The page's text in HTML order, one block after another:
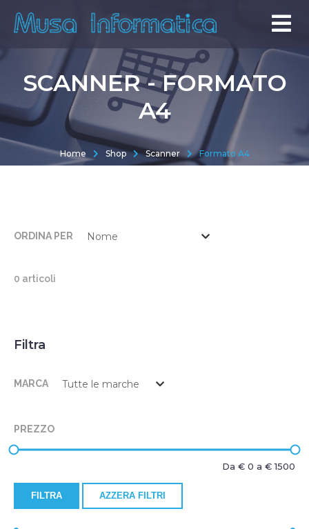
SCANNER - FORMATO
A4
Home Shop Scanner Formato A4
ORDINA PER
0 articoli
Filtra
MARCA
PREZZO
Da € 0 a €1500
FILTRA AZZERA FILTRI